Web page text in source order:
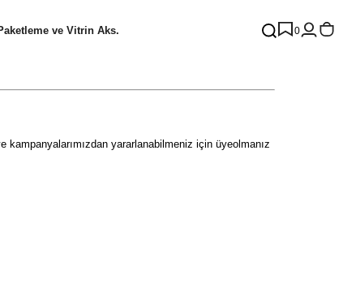
ve Vitrin Aks. 0
yararlanabilmeniz için üyeolmanız